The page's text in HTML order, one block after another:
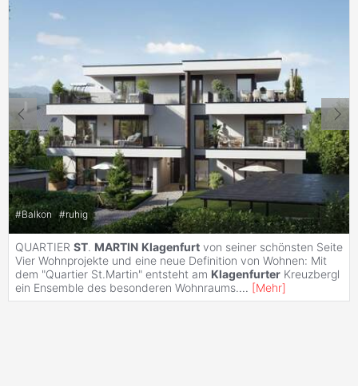
#Balkon #ruhig
QUARTIER ST. MARTIN Klagenfurt von seiner schönsten Seite
Vier Wohnprojekte und eine neue Definition von Wohnen: Mit
dem "Quartier St.Martin" entsteht am Klagenfurter Kreuzbergl
ein Ensemble des besonderen Wohnraums.... [Mehr]